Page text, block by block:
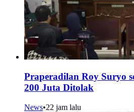
Praperadilan Roy Suryo
200 Juta Ditolak
News•22 jam lalu